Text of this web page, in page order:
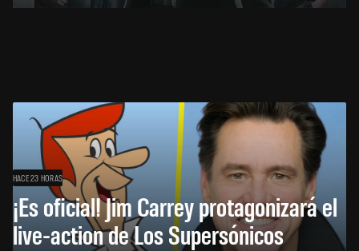
HACE 23 HORAS
¡Es oficial! Jim Carrey protagonizará el
live-action de Los Supersónicos